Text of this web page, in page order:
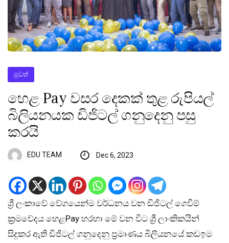
පුවත්
හෙළ Pay වසර දෙකක් තුළ රුපියල්
බිලියනයක ඩිජිටල් ගනුදෙනු පසු
කරයි
EDU TEAM Dec 6, 2023
ශ්‍රී ලංකාවේ වේගයෙන්ම වර්ධනය වන ඩිජිටල් ගෙවීම්
ක්‍රමවේදය හෙළPay හරහා මේ වන විට ශ්‍රී ලාංකිකයින්
සිදුකර ඇති ඩිජිටල් ගනුදෙනු ප්‍රමාණය බිලියනයේ කඩඉම